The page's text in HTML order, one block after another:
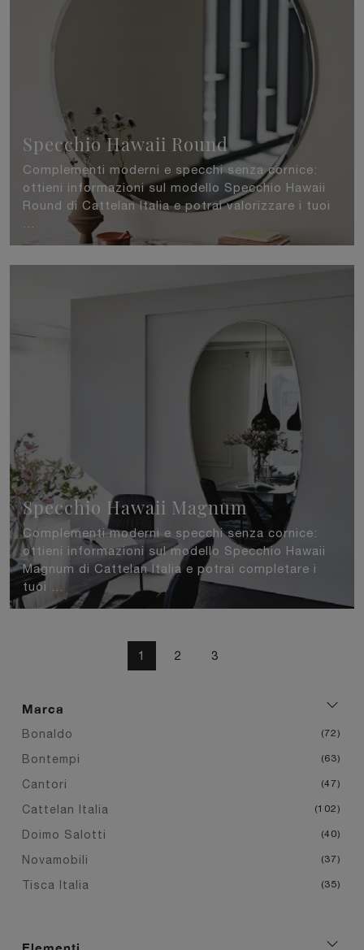
Marca
Bonaldo 72
Bontempi 63
Cantori 47
Cattelan Italia 102
Doimo Salotti 40
Novamobili 37
Tisca Italia 35
Specchio Hawaii Round
Complementi moderni e specchi senza cornice:
ottieni informazioni sul modello Specchio Hawaii
Round di Cattelan Italia e potrai valorizzare i tuoi
Specchio Hawaii Magnum
Complementi moderni e specchi senza cornice:
ottieni informazioni sul modello Specchio Hawaii
Magnum di Cattelan Italia e potrai completare i
tuoi ...
1 2 3